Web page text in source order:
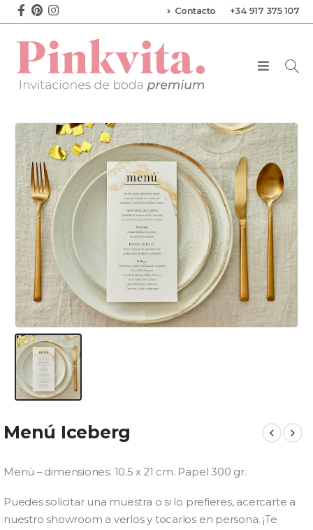
Contacto +34 917 375 107
Menú Iceberg
Menú – dimensiones: 10.5 x 21 cm. Papel 300 gr.
Puedes solicitar una muestra o si lo prefieres, acercarte a
nuestro showroom a verlos y tocarlos en persona. ¡Te